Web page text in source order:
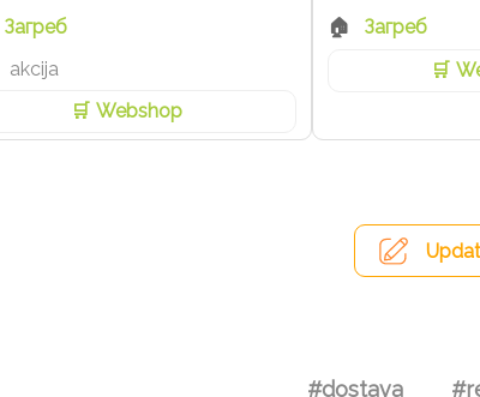
Загреб
akcija
Webshop
Загреб
#dostava